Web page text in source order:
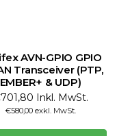
AVN-GPIO GPIO
Transceiver (PTP,
EMBER+ & UDP)
Inkl. MwSt.
€580,00 exkl. MwSt.